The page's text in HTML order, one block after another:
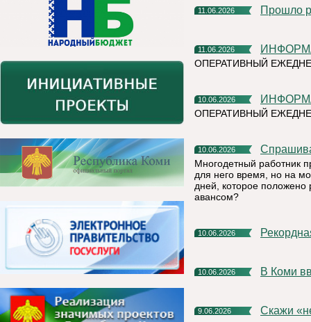
11.06.2026 Прошло
11.06.2026
ОПЕРАТИВНЫЙ
10.06.2026
ОПЕРАТИВНЫЙ
10.06.2026
Многодетный работник
для него время, но на
дней, которое положено
авансом?
10.06.2026
10.06.2026 В Коми
9.06.2026 Скажи